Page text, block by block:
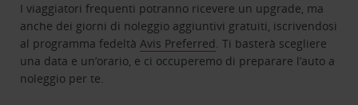
I viaggiatori frequenti potranno ricevere un upgrade, ma
anche dei giorni di noleggio aggiuntivi gratuiti, iscrivendosi
al programma fedeltàAvis Preferred. Ti basterà scegliere
una data e un’orario, e ci occuperemo di preparare l’auto a
noleggio per te.